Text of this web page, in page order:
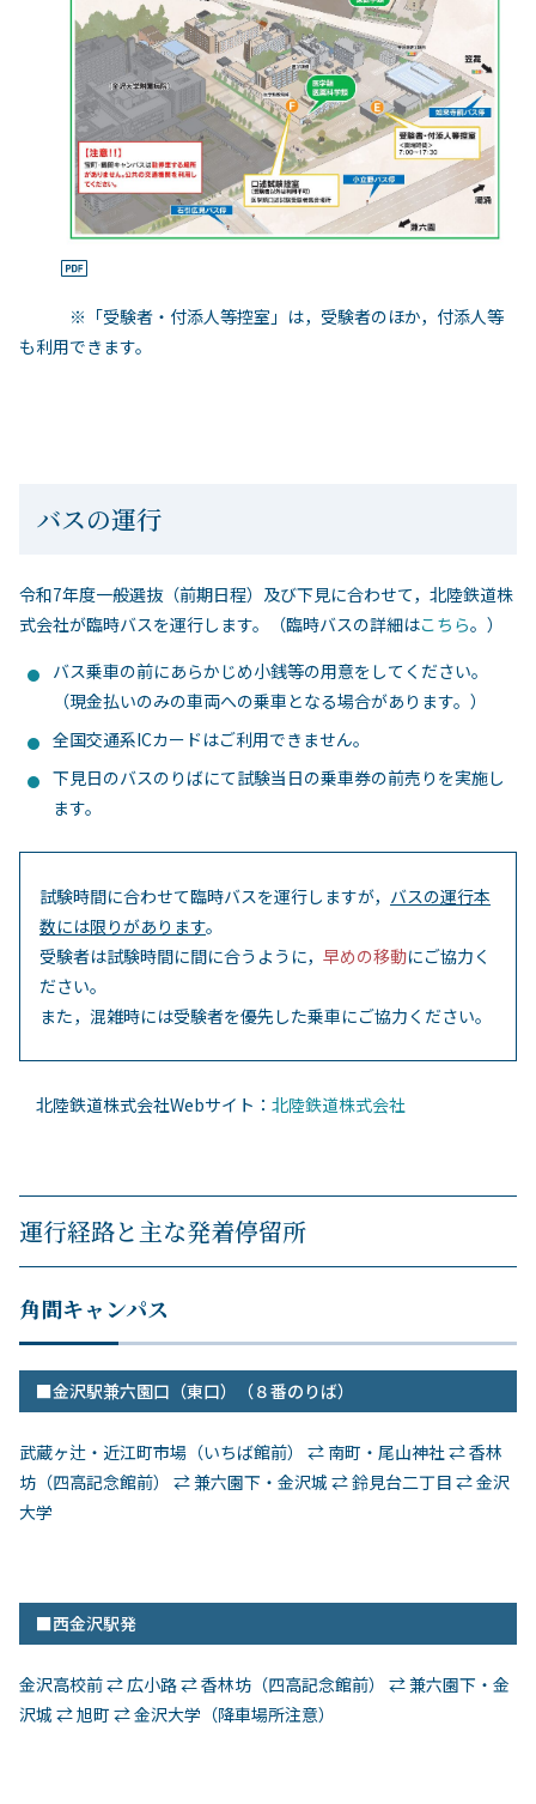
※「受験者・付添人等控室」は，受験者のほか，付添人等
も利用できます。
バスの運行
令和7年度一般選抜（前期日程）及び下見に合わせて，北陸鉄道株
式会社が臨時バスを運行します。（臨時バスの詳細はこちら。）
バス乗車の前にあらかじめ小銭等の用意をしてください。
（現金払いのみの車両への乗車となる場合があります。）
全国交通系ICカードはご利用できません。
下見日のバスのりばにて試験当日の乗車券の前売りを実施し
ます。
試験時間に合わせて臨時バスを運行しますが， バスの運行本
数には限りがあります。
受験者は試験時間に間に合うように， 早めの移動にご協力く
ださい。
また，混雑時には受験者を優先した乗車にご協力ください。
北陸鉄道株式会社Webサイト： 北陸鉄道株式会社
運行経路と主な発着停留所
角間キャンパス
■金沢駅兼六園口（東口）（８番のりば）
武蔵ヶ辻・近江町市場（いちば館前） ⇄ 南町・尾山神社 ⇄ 香林
坊（四高記念館前） ⇄ 兼六園下・金沢城 ⇄ 鈴見台二丁目 ⇄ 金沢
大学
■西金沢駅発
金沢高校前 ⇄ 広小路 ⇄ 香林坊（四高記念館前） ⇄ 兼六園下・金
沢城 ⇄ 旭町 ⇄ 金沢大学（降車場所注意）